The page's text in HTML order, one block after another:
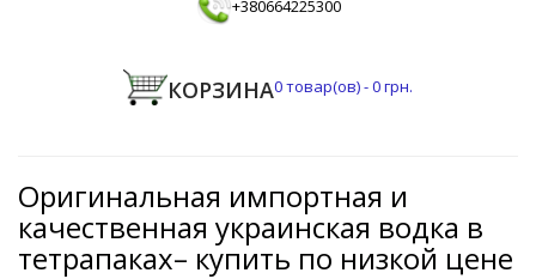
+380664225300
КОРЗИНА0товар(ов) -0 грн.
Оригинальная импортная и
качественная украинская водка в
тетрапаках– купить по низкой цене